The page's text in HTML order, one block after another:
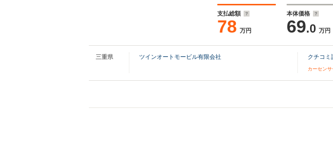
支払総額
78 万円
本体価格
69.0 万円
三重県 ツインオートモービル有限会社 クチコミ
カーセン